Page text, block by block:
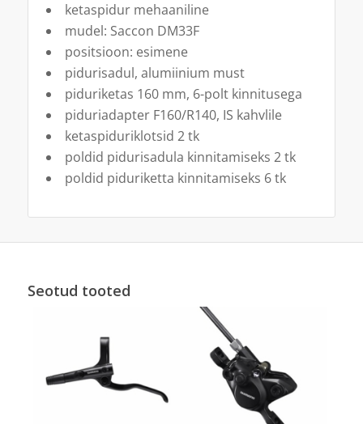
ketaspidur mehaaniline
mudel: Saccon DM33F
positsioon: esimene
pidurisadul, alumiinium must
piduriketas 160 mm, 6-polt kinnitusega
piduriadapter F160/R140, IS kahvlile
ketaspiduriklotsid 2 tk
poldid pidurisadula kinnitamiseks 2 tk
poldid piduriketta kinnitamiseks 6 tk
Seotud tooted